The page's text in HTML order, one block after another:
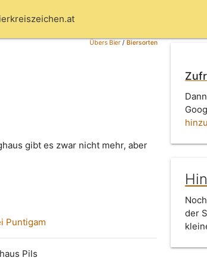
Übers Bier/Biersorten
gibt es zwar nicht mehr, aber
Puntigam
Pils
der